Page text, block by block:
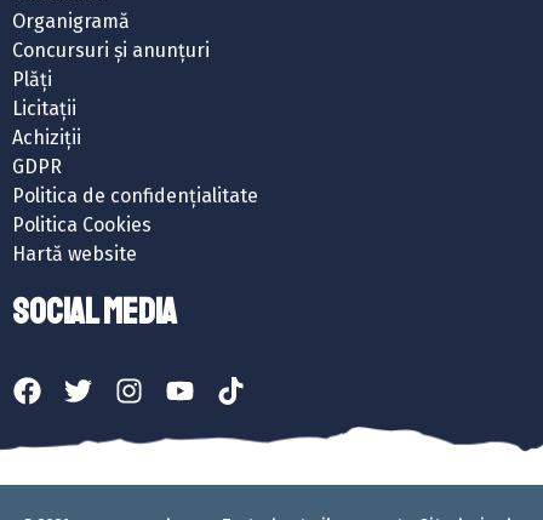
Organigramă
Concursuri și anunțuri
Plăți
Licitații
Achiziții
GDPR
Politica de confidențialitate
Politica Cookies
Hartă website
SOCIAL MEDIA